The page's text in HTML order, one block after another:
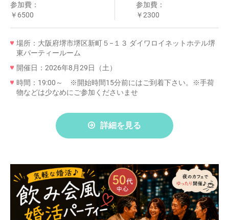
参加費：
￥6500
参加費：
￥2300
場所：大阪府堺市堺区新町５−１３ ダイワロイネットホテル堺
東パーティールーム
開催日：2026年8月29日（土）
時間：19:00～ ※開始時間15分前にはご到着下さい。※手荷
物などは少なめにご参加くださいませ
詳細を見る